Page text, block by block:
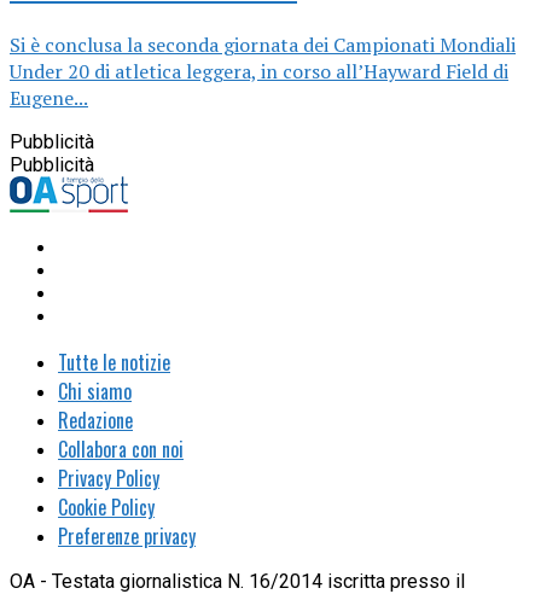
Si è conclusa la seconda giornata dei Campionati Mondiali
Under 20 di atletica leggera, in corso all’Hayward Field di
Eugene...
Pubblicità
Pubblicità
Tutte le notizie
Chi siamo
Redazione
Collabora con noi
Privacy Policy
Cookie Policy
Preferenze privacy
OA - Testata giornalistica N. 16/2014 iscritta presso il